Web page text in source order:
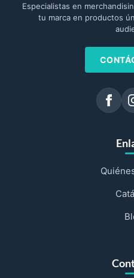
Especialistas en
tu marca en productos